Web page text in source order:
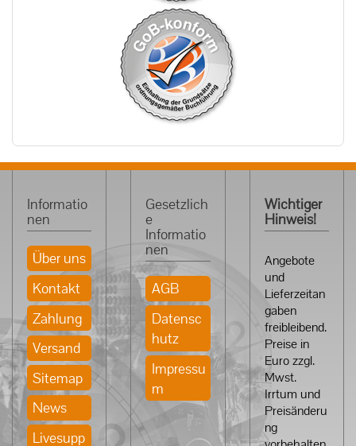
Informatio
nen
Über uns
Kontakt
Zahlung
Versand
Sitemap
News
Livesupp
Gesetzlich
e
Informatio
nen
AGB
Datensc
hutz
Impressu
m
Wichtiger
Hinweis!
Angebote
und
Lieferzeitan
gaben
freibleibend.
Preise in
Euro zzgl.
Mwst.
Irrtum und
Preisänderu
ng